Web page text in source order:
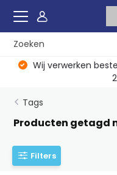
Wij verwerken
Tags
Producten getagd
Filters